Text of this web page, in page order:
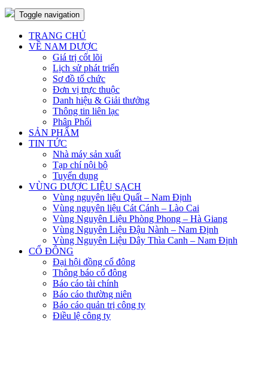
Toggle navigation
TRANG CHỦ
VỀ NAM DƯỢC
Giá trị cốt lõi
Lịch sử phát triển
Sơ đồ tổ chức
Đơn vị trực thuộc
Danh hiệu & Giải thưởng
Thông tin liên lạc
Phân Phối
SẢN PHẨM
TIN TỨC
Nhà máy sản xuất
Tạp chí nội bộ
Tuyển dụng
VÙNG DƯỢC LIỆU SẠCH
Vùng nguyên liệu Quất – Nam Định
Vùng nguyên liệu Cát Cánh – Lào Cai
Vùng Nguyên Liệu Phòng Phong – Hà Giang
Vùng Nguyên Liệu Đậu Nành – Nam Định
Vùng Nguyên Liệu Dây Thìa Canh – Nam Định
CỔ ĐÔNG
Đại hội đồng cổ đông
Thông báo cổ đông
Báo cáo tài chính
Báo cáo thường niên
Báo cáo quản trị công ty
Điều lệ công ty